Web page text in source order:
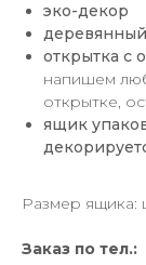
эко-декор
открытка с
напишем
открытке,
ящик
Размер ящика:
Заказ по тел.: